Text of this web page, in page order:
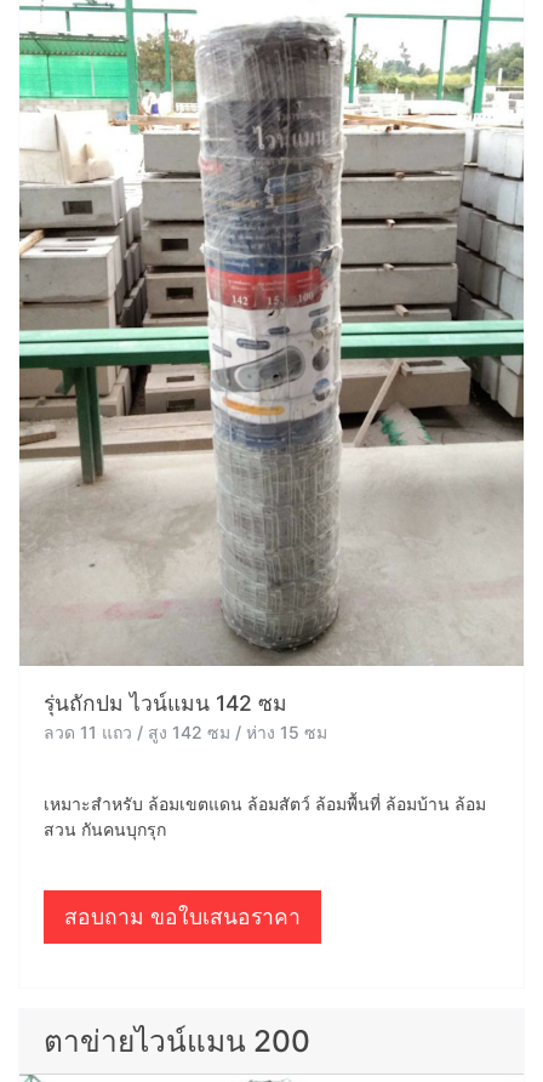
รุ่นถักปม ไวน์แมน 142 ซม
ลวด 11 แถว / สูง 142 ซม / ห่าง 15 ซม
เหมาะสำหรับ ล้อมเขตแดน ล้อมสัตว์ ล้อมพื้นที่ ล้อมบ้าน ล้อม
สวน กันคนบุกรุก
สอบถาม ขอใบเสนอราคา
ตาข่ายไวน์แมน 200